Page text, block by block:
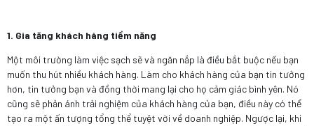
1. Gia tăng khách hàng tiềm năng
Một môi trường làm việc sạch sẽ và ngăn nắp là điều bắt buộc nếu bạn
muốn thu hút nhiều khách hàng. Làm cho khách hàng của bạn tin tưởng
hơn, tin tưởng bạn và đồng thời mang lại cho họ cảm giác bình yên. Nó
cũng sẽ phản ánh trải nghiệm của khách hàng của bạn, điều này có thể
tạo ra một ấn tượng tổng thể tuyệt vời về doanh nghiệp. Ngược lại, khi